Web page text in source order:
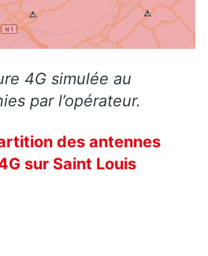
4G simulée au
par l’opérateur.
des antennes
sur Saint Louis